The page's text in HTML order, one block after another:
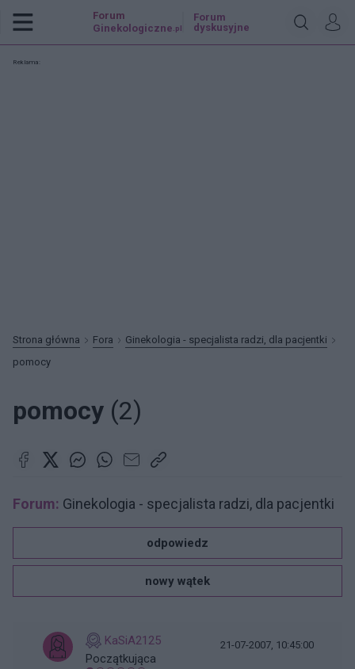
Forum
Ginekologiczne .pl
Forum
dyskusyjne
Reklama:
Strona główna Fora
Ginekologia - specjalista radzi, dla pacjentki
pomocy
pomocy (2)
Forum: Ginekologia - specjalista radzi, dla pacjentki
odpowiedz
nowy wątek
KaSiA2125
Początkująca
21-07-2007, 10:45:00